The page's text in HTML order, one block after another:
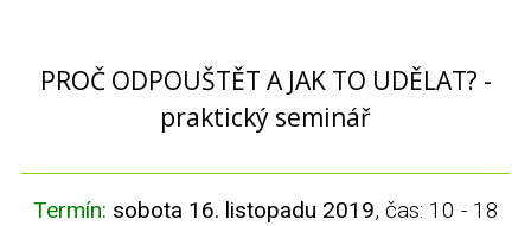
PROČ ODPOUŠTĚT A JAK TO UDĚLAT? -
praktický seminář
Termín: sobota 16. listopadu 2019, čas: 10 - 18